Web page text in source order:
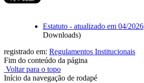
Estatuto - atualizado em 04/2026
Downloads)
registrado em: Regulamentos Institucionais
Fim do conteúdo da página
Voltar para o topo
Início da navegação de rodapé